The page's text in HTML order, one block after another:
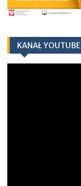
KANAŁ YOUTUBE